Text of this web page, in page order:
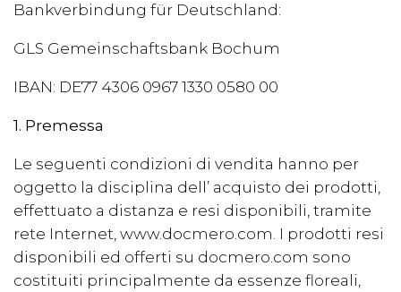
Bankverbindung für Deutschland:
GLS Gemeinschaftsbank Bochum
IBAN: DE77 4306 0967 1330 0580 00
1. Premessa
Le seguenti condizioni di vendita hanno per
oggetto la disciplina dell’ acquisto dei prodotti,
effettuato a distanza e resi disponibili, tramite
rete Internet, www.docmero.com. I prodotti resi
disponibili ed offerti su docmero.com sono
costituiti principalmente da essenze floreali,